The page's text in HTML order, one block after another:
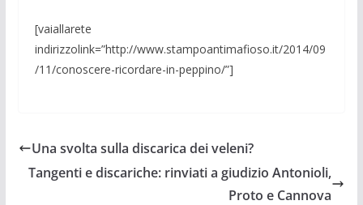
[vaiallarete
indirizzolink=”http://www.stampoantimafioso.it/2014/09
/11/conoscere-ricordare-in-peppino/”]
Una svolta sulla discarica dei veleni?
Tangenti e discariche: rinviati a giudizio Antonioli,
Proto e Cannova